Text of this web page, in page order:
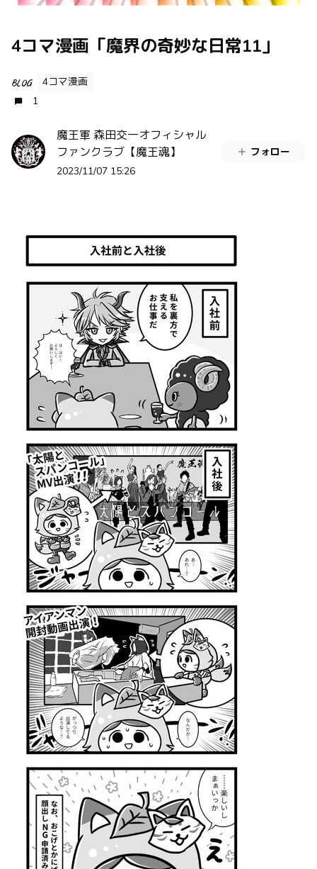
4コマ漫画「魔界の奇妙な日常11」
BLOG
4コマ漫画
1
魔王軍 森田交一オフィシャル
ファンクラブ【魔王魂】
2023/11/07 15:26
フォロー